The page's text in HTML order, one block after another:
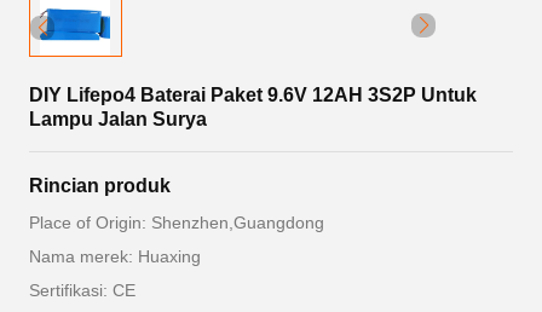
DIY Lifepo4 Baterai Paket 9.6V 12AH 3S2P Untuk
Lampu Jalan Surya
Rincian produk
Place of Origin: Shenzhen,Guangdong
Nama merek: Huaxing
Sertifikasi: CE